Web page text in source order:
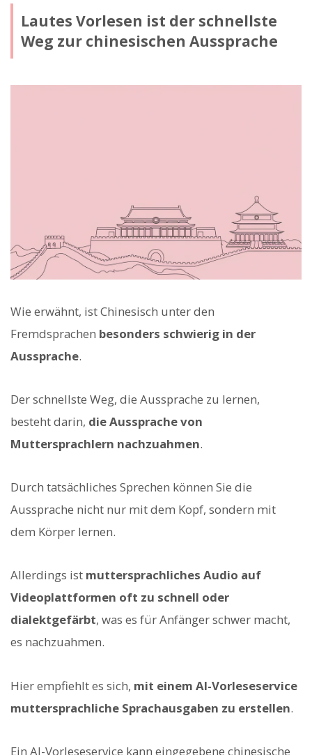
Lautes Vorlesen ist der schnellste
Weg zur chinesischen Aussprache
Wie erwähnt, ist Chinesisch unter den
Fremdsprachen besonders schwierig in der
Aussprache.
Der schnellste Weg, die Aussprache zu lernen,
besteht darin, die Aussprache von
Muttersprachlern nachzuahmen.
Durch tatsächliches Sprechen können Sie die
Aussprache nicht nur mit dem Kopf, sondern mit
dem Körper lernen.
Allerdings ist muttersprachliches Audio auf
Videoplattformen oft zu schnell oder
dialektgefärbt, was es für Anfänger schwer macht,
es nachzuahmen.
Hier empfiehlt es sich, mit einem AI-Vorleseservice
muttersprachliche Sprachausgaben zu erstellen.
Ein AI-Vorleseservice kann eingegebene chinesische